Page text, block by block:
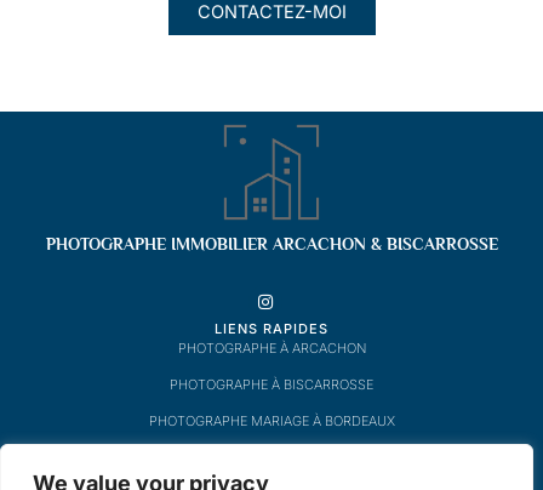
We value your privacy
CONTACTEZ-MOI
PHOTOGRAPHE IMMOBILIER ARCACHON & BISCARROSSE
INSTAGRAM
LIENS RAPIDES
PHOTOGRAPHE À ARCACHON
PHOTOGRAPHE À BISCARROSSE
PHOTOGRAPHE MARIAGE À BORDEAUX
A PROPOS